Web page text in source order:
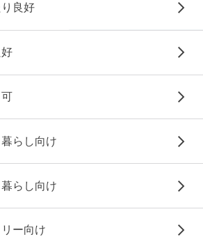
良好
らし向け
らし向け
ー向け